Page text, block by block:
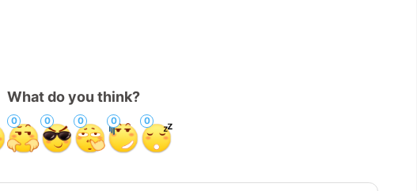
2024-06-10
镜像拉取"龟速"🚀
Code 终极指南与平替方案